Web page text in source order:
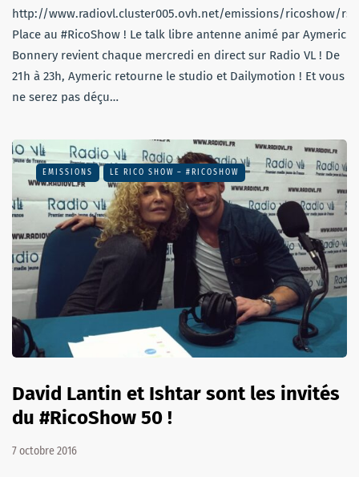
http://www.radiovl.cluster005.ovh.net/emissions/ricoshow/
Place au #RicoShow ! Le talk libre antenne animé par Aymeric
Bonnery revient chaque mercredi en direct sur Radio VL ! De
21h à 23h, Aymeric retourne le studio et Dailymotion ! Et vous
ne serez pas déçu…
EMISSIONS LE RICO SHOW – #RICOSHOW
David Lantin et Ishtar sont les invités
du #RicoShow 50 !
7 octobre 2016